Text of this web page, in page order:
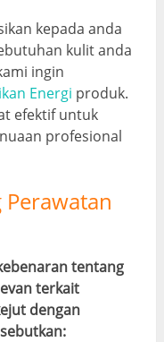
kepada anda
kulit anda
ingin
Energi produk.
efektif untuk
profesional
tentang
terkait
dengan